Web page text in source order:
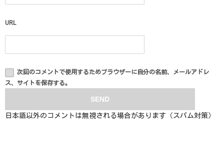
URL
次回のコメントで使用するためブラウザーに自分の名前、メールアドレ
ス、サイトを保存する。
日本語以外のコメントは無視される場合があります（スパム対策）